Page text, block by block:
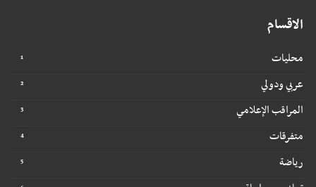
الاقسام
محليات
عربي ودولي
المراقب الإعلامي
متفرقات
رياضة